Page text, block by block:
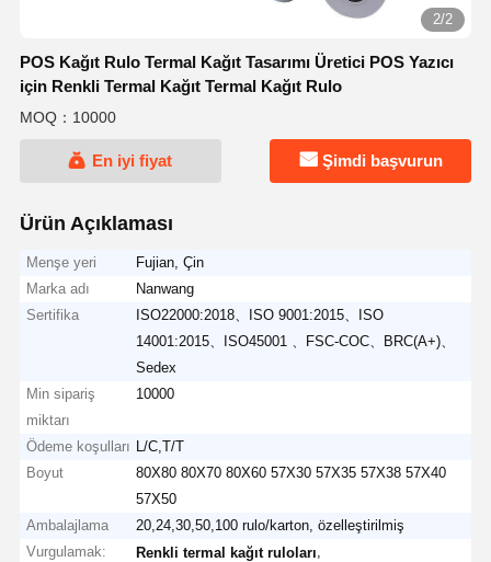
2/2
POS Kağıt Rulo Termal Kağıt Tasarımı Üretici POS Yazıcı
için Renkli Termal Kağıt Termal Kağıt Rulo
MOQ：10000
En iyi fiyat Şimdi başvurun
Ürün Açıklaması
Menşe yeri
Fujian, Çin
Marka adı
Nanwang
Sertifika
ISO22000:2018、ISO 9001:2015、ISO
14001:2015、ISO45001 、FSC-COC、BRC(A+)、
Sedex
Min sipariş
miktarı
10000
Ödeme koşulları
L/C,T/T
Boyut
80X80 80X70 80X60 57X30 57X35 57X38 57X40
57X50
Ambalajlama
20,24,30,50,100 rulo/karton, özelleştirilmiş
Vurgulamak:
Renkli termal kağıt ruloları